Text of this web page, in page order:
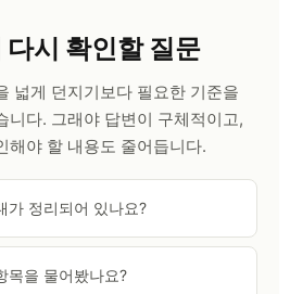
다시 확인할 질문
넓게 던지기보다 필요한 기준을
니다. 그래야 답변이 구체적이고,
해야 할 내용도 줄어듭니다.
가 정리되어 있나요?
목을 물어봤나요?